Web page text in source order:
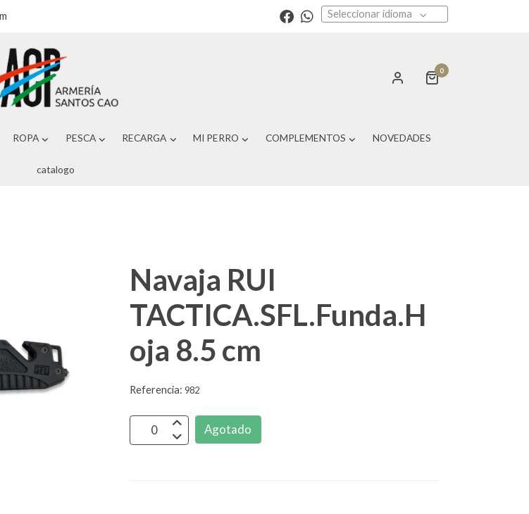
Seleccionar idioma
0
ROPA PESCA RECARGA MI PERRO COMPLEMENTOS NOVEDADES
catalogo
Navaja RUI
TACTICA.SFL.Funda.H
oja 8.5 cm
Referencia: 982
Agotado